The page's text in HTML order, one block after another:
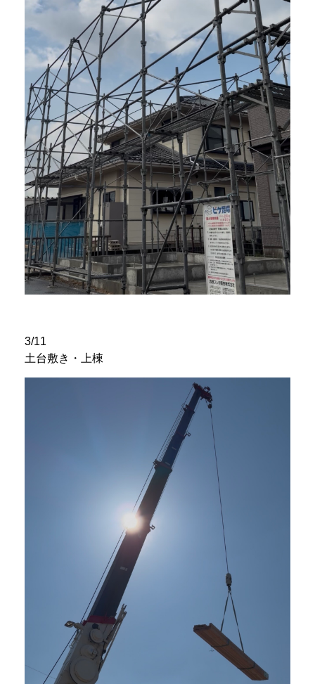
3/11
土台敷き・上棟